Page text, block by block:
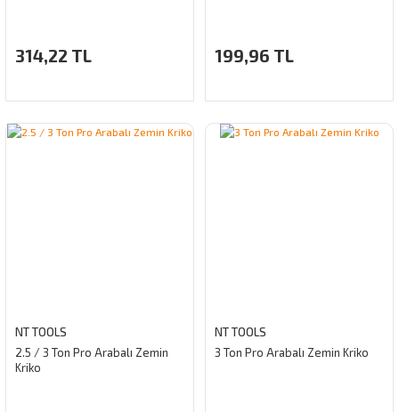
314,22 TL 199,96 TL
NT TOOLS
2.5 / 3 Ton Pro Arabalı Zemin
Kriko
NT TOOLS
3 Ton Pro Arabalı Zemin Kriko